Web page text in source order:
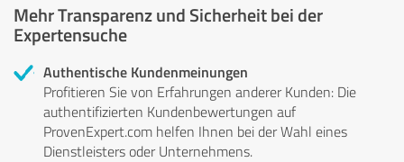
Mehr Transparenz und Sicherheit bei der
Expertensuche
Authentische Kundenmeinungen
Profitieren Sie von Erfahrungen anderer Kunden: Die
authentifizierten Kundenbewertungen auf
ProvenExpert.com helfen Ihnen bei der Wahl eines
Dienstleisters oder Unternehmens.